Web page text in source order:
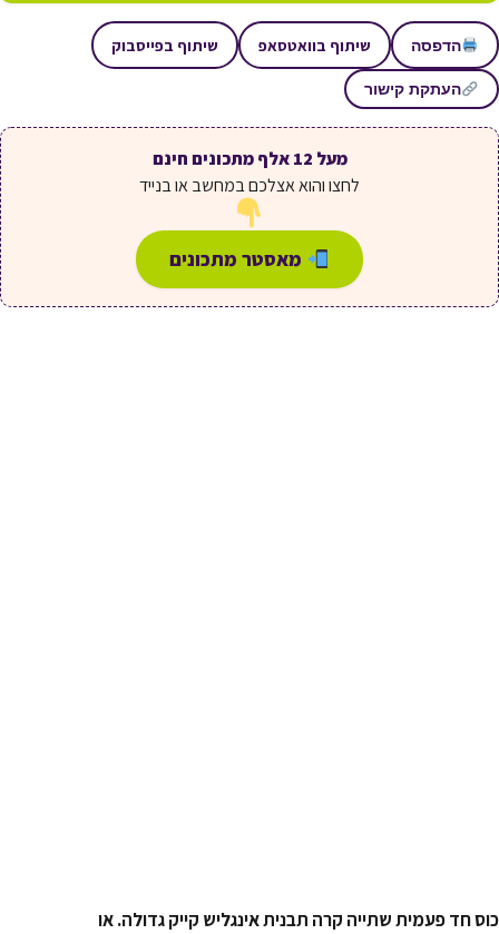
הדפסה שיתוף בוואטסאפ שיתוף בפייסבוק
העתקת קישור
מעל 12 אלף מתכונים חינם
לחצו והוא אצלכם במחשב או בנייד
מאסטר מתכונים
כוס חד פעמית שתייה קרה תבנית אינגליש קייק גדולה. או